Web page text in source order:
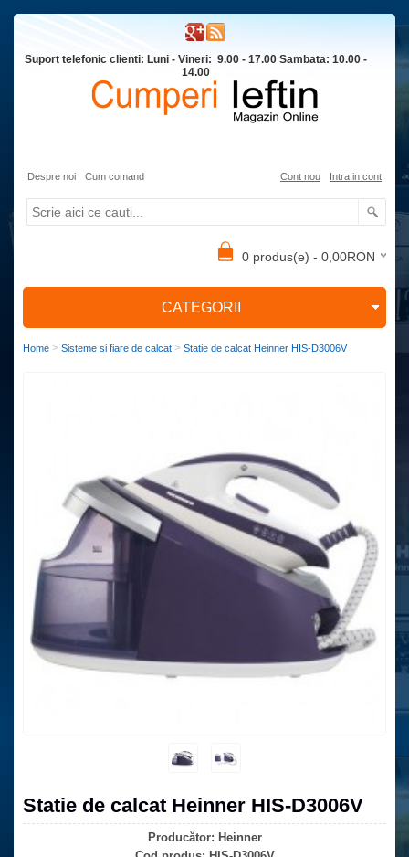
Suport telefonic clienti: Luni - Vineri: 9.00 - 17.00 Sambata: 10.00 -
14.00
Despre noi Cum comand Cont nou Intra in cont
0 produs(e) - 0,00RON
CATEGORII
Home > Sisteme si fiare de calcat > Statie de calcat Heinner HIS-D3006V
Statie de calcat Heinner HIS-D3006V
Producător: Heinner